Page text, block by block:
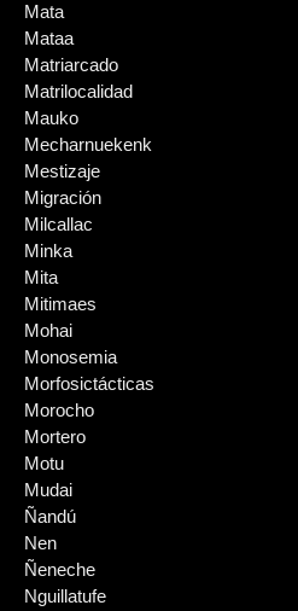
Mata
Mataa
Matriarcado
Matrilocalidad
Mauko
Mecharnuekenk
Mestizaje
Migración
Milcallac
Minka
Mita
Mitimaes
Mohai
Monosemia
Morfosictácticas
Morocho
Mortero
Motu
Mudai
Ñandú
Nen
Ñeneche
Nguillatufe